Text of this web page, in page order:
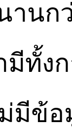
านก
มีทั้
มีข้